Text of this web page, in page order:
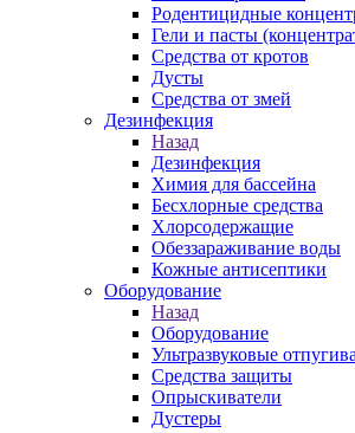
Родентицидные
Гели и пасты
Средства от кротов
Дусты
Средства от змей
Дезинфекция
Назад
Дезинфекция
Химия для бассейна
Бесхлорные средства
Хлорсодержащие
Обеззараживание воды
Кожные антисептики
Оборудование
Назад
Оборудование
Ультразвуковые
Средства защиты
Опрыскиватели
Дустеры